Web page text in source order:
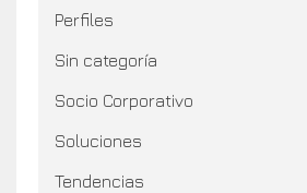
Perfiles
Sin categoría
Socio Corporativo
Soluciones
Tendencias